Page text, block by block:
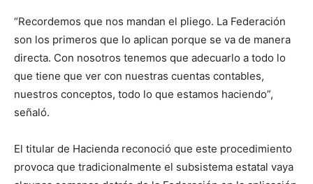
“Recordemos que nos mandan el pliego. La Federación
son los primeros que lo aplican porque se va de manera
directa. Con nosotros tenemos que adecuarlo a todo lo
que tiene que ver con nuestras cuentas contables,
nuestros conceptos, todo lo que estamos haciendo”,
señaló.
El titular de Hacienda reconoció que este procedimiento
provoca que tradicionalmente el subsistema estatal vaya